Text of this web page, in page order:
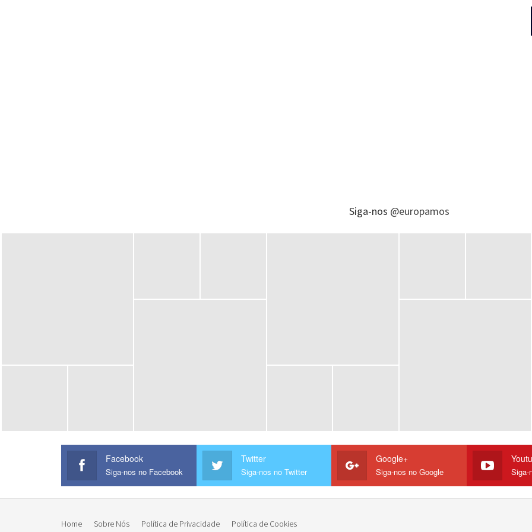
Siga-nos @europamos
Facebook
Siga-nos no Facebook
Twitter
Siga-nos no Twitter
Google+
Siga-nos no Google Siga-
Home Sobre Nós Política de Privacidade Política de Cookies